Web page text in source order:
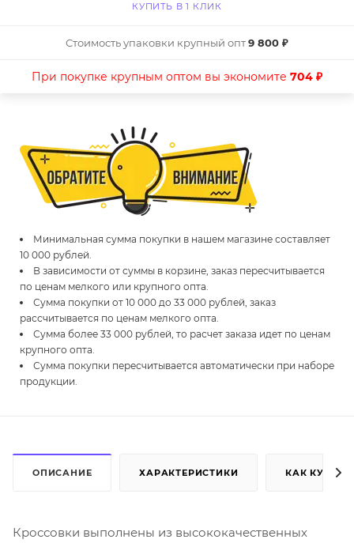
КУПИТЬ В 1 КЛИК
Стоимость упаковки крупный опт9 800 ₽
При покупке крупным оптом вы экономите 704 ₽
Минимальная сумма покупки в нашем магазине составляет
10 000 рублей.
В зависимости от суммы в корзине, заказ пересчитывается
по ценам мелкого или крупного опта.
Сумма покупки от 10 000 до 33 000 рублей, заказ
рассчитывается по ценам мелкого опта.
Сумма более 33 000 рублей, то расчет заказа идет по ценам
крупного опта.
Сумма покупки пересчитывается автоматически при наборе
продукции.
ОПИСАНИЕ ХАРАКТЕРИСТИКИ КАК КУПИТЬ
Кроссовки выполнены из высококачественных